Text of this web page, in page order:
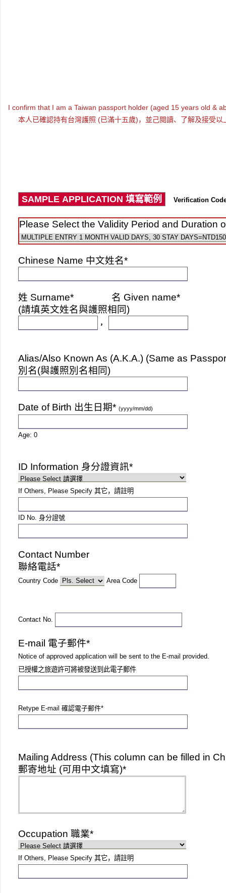
I confirm that I am a Taiwan passport holder (aged 15 years old &
本人已確認持有台灣護照 (已滿十五歲)，並己閱讀、了解及接受以
Verification
Please Select the Validity Period and Duration
Chinese Name 中文姓名*
姓 Surname*
名 Given name*
(請填英文姓名與護照相同)
，
Alias/Also Known As (A.K.A.) (Same as
別名(與護照別名相同)
Date of Birth 出生日期* (yyyy/mm/dd)
Age: 0
ID Information 身分證資訊*
If Others, Please Specify 其它，請註明
ID No. 身分證號
Contact Number
聯絡電話*
Country Code Area Code
Contact No.
E-mail 電子郵件*
Notice of approved application will be sent to the E-mail provided.
已授權之旅遊許可將被發送到此電子郵件
Retype E-mail 確認電子郵件*
Mailing Address (This column can be filled in
郵寄地址 (可用中文填寫)*
Occupation 職業*
If Others, Please Specify 其它，請註明